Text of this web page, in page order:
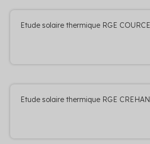
Etude solaire thermique RGE
Etude solaire thermique RGE